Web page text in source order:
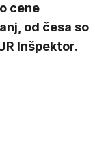
cene
od česa so
Inšpektor.